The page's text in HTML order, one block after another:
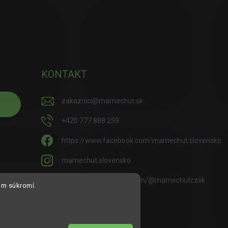
súkromí.
KONTAKT
zakaznici@mamechut.sk
+420 777 888 259
https://www.facebook.com/mamechut.slovensko
mamechut.slovensko
https://www.youtube.com/@mamechutczsk